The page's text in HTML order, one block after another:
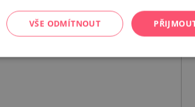
VŠE ODMÍTNOUT